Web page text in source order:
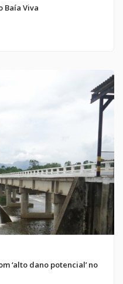
Baía Viva
‘alto dano potencial’ no